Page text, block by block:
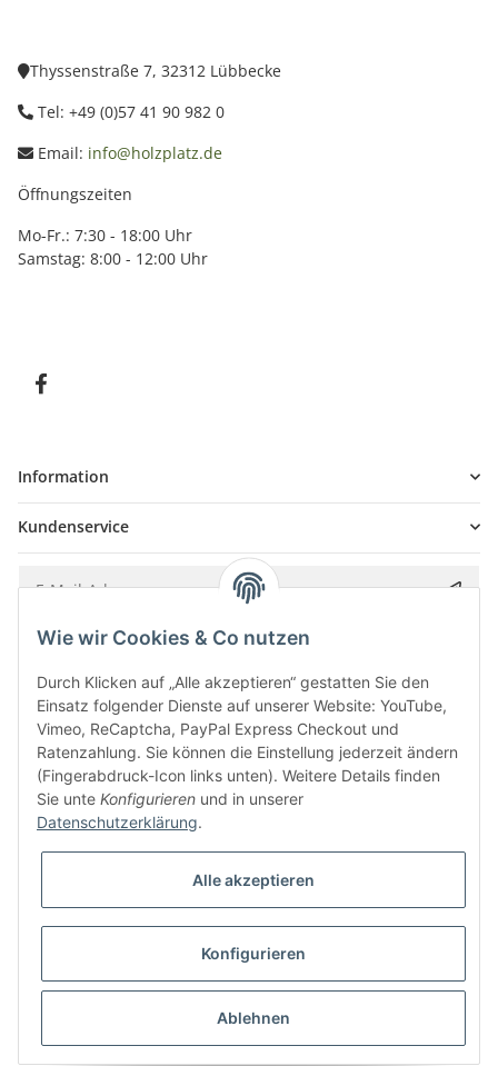
Thyssenstraße 7, 32312 Lübbecke
Tel: +49 (0)57 41 90 982 0
Email: info@holzplatz.de
Öffnungszeiten
Mo-Fr.: 7:30 - 18:00 Uhr
Samstag: 8:00 - 12:00 Uhr
Information
Kundenservice
Bitte senden Sie mir entsprechend IhrerDatenschutzerklärung
* Alle Preise inkl. gesetzlicher USt., zzgl.
Besucherzähler: 5850212
UmsetzungVlarom E-Commerce Agentur| Powered byJTL-Shop|
CLEARIX JTL-Shop Template
Wie wir Cookies & Co nutzen
Durch Klicken auf „Alle akzeptieren“ gestatten Sie den
Einsatz folgender Dienste auf unserer Website: YouTube,
Vimeo, ReCaptcha, PayPal Express Checkout und
Ratenzahlung. Sie können die Einstellung jederzeit ändern
(Fingerabdruck-Icon links unten). Weitere Details finden
Sie unte Konfigurieren und in unserer
Datenschutzerklärung.
Alle akzeptieren
Konfigurieren
Ablehnen